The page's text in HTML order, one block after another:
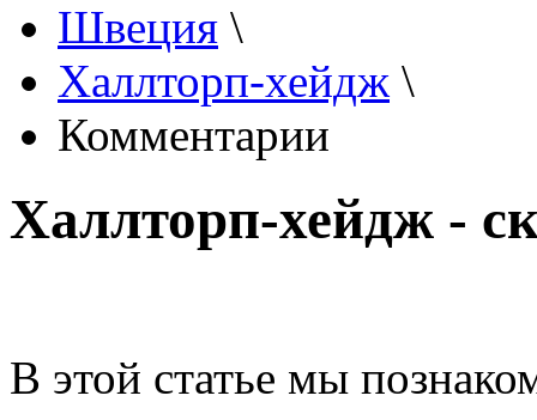
Швеция \
Халлторп-хейдж \
Комментарии
Халлторп-хейдж -
В этой статье мы